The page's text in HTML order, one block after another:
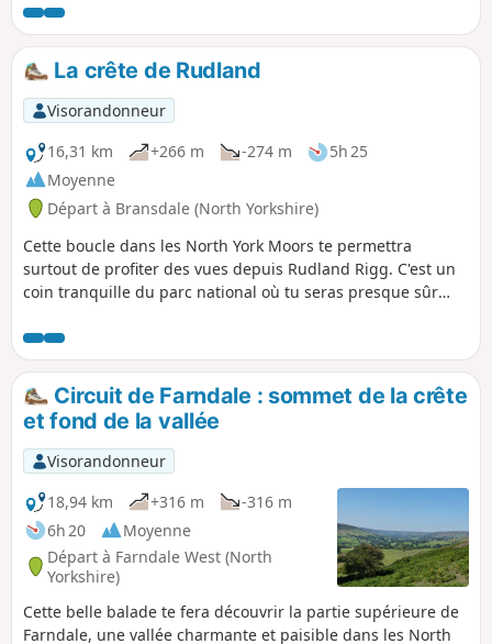
de larges sentiers et des pâturages de montagne sillonés
de chemins étroits à travers la bruyère. Il peut être un peu
difficile à suivre au début, mais une alternative est
proposée.
La crête de Rudland
Visorandonneur
16,31 km
+266 m -274 m
5h 25
Moyenne
Départ à Bransdale (North Yorkshire)
Cette boucle dans les North York Moors te permettra
surtout de profiter des vues depuis Rudland Rigg. C'est un
coin tranquille du parc national où tu seras presque sûr
Circuit de Farndale : sommet de la crête
et fond de la vallée
Visorandonneur
18,94 km
+316 m
-316 m
6h 20
Moyenne
Départ à Farndale West (North
Yorkshire)
Cette belle balade te fera découvrir la partie supérieure de
Farndale, une vallée charmante et paisible dans les North